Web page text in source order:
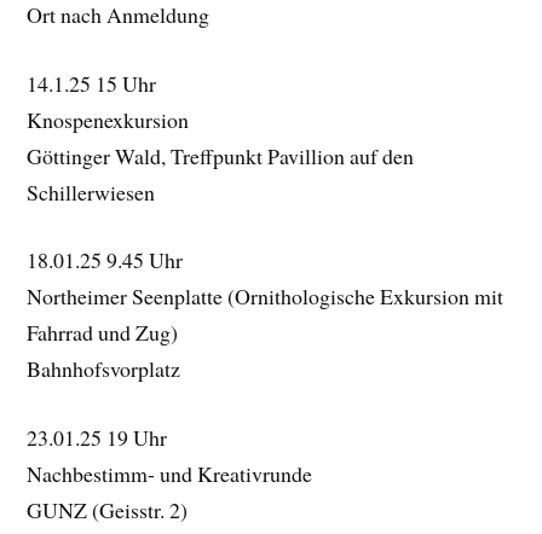
Ort nach Anmeldung
14.1.25 15 Uhr
Knospenexkursion
Göttinger Wald, Treffpunkt Pavillion auf den
Schillerwiesen
18.01.25 9.45 Uhr
Northeimer Seenplatte (Ornithologische Exkursion mit
Fahrrad und Zug)
Bahnhofsvorplatz
23.01.25 19 Uhr
Nachbestimm- und Kreativrunde
GUNZ (Geisstr. 2)